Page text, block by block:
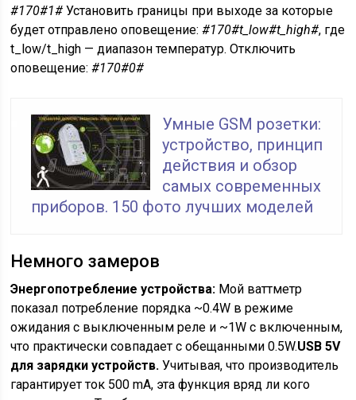
#170#1# Установить границы при выходе за которые
будет отправлено оповещение:#170#t_low#t_high#, где
t_low/t_high — диапазон температур. Отключить
оповещение:#170#0#
Умные GSM розетки:
устройство, принцип
действия и обзор
самых современных
приборов. 150 фото лучших моделей
Немного замеров
Энергопотребление устройства: Мой ваттметр
показал потребление порядка ~0.4W в режиме
ожидания с выключенным реле и ~1W с включенным,
что практически совпадает с обещанными 0.5W.USB 5V
для зарядки устройств. Учитывая, что производитель
гарантирует ток 500 mA, эта функция вряд ли кого